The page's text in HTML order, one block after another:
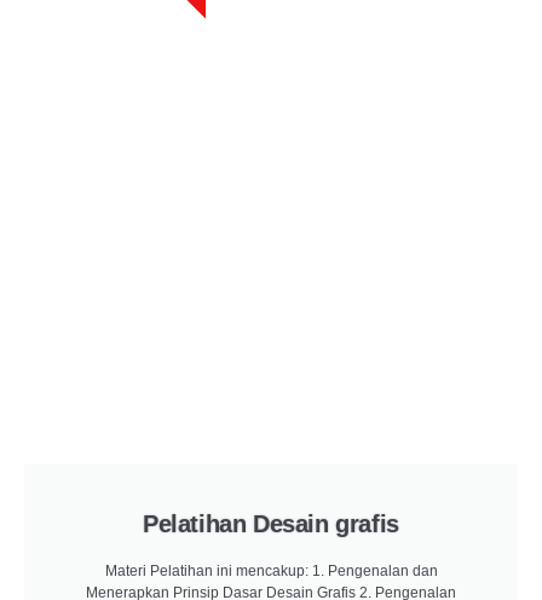
Pelatihan Desain grafis
Materi Pelatihan ini mencakup: 1. Pengenalan dan
Menerapkan Prinsip Dasar Desain Grafis 2. Pengenalan